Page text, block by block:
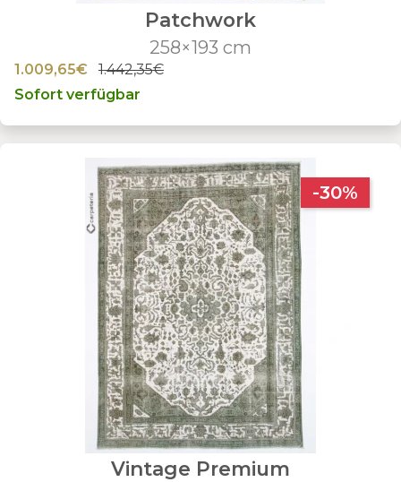
Patchwork
258×193 cm
1.009,65€
1.442,35€
Sofort verfügbar
-30%
Vintage Premium